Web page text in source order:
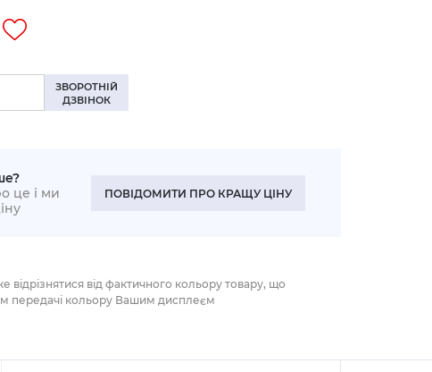
діагоналі (+10%)
ЗВОРОТНІЙ
ДЗВІНОК
це і ми
ПОВІДОМИТИ ПРО КРАЩУ ЦІНУ
відрізнятися від фактичного кольору товару, що
передачі кольору Вашим дисплеєм